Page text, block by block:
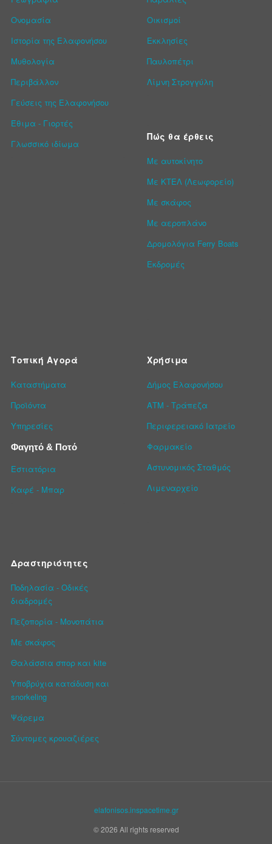
Ονομασία
Ιστορία της Ελαφονήσου
Μυθολογία
Περιβάλλον
Γεύσεις της Ελαφονήσου
Έθιμα - Γιορτές
Γλωσσικό ιδίωμα
Οικισμοί
Εκκλησίες
Παυλοπέτρι
Λίμνη Στρογγύλη
Πώς θα έρθεις
Με αυτοκίνητο
Με ΚΤΕΛ (Λεωφορείο)
Με σκάφος
Με αεροπλάνο
Δρομολόγια Ferry Boats
Εκδρομές
Τοπική Αγορά
Καταστήματα
Προϊόντα
Υπηρεσίες
Φαγητό & Ποτό
Εστιατόρια
Καφέ - Μπαρ
Χρήσιμα
Δήμος Ελαφονήσου
ΑΤΜ - Τράπεζα
Περιφερειακό Ιατρείο
Φαρμακείο
Αστυνομικός Σταθμός
Λιμεναρχείο
Δραστηριότητες
Ποδηλασία - Οδικές
διαδρομές
Πεζοπορία - Μονοπάτια
Με σκάφος
Θαλάσσια σπορ και kite
Υποβρύχια κατάδυση και
snorkeling
Ψάρεμα
Σύντομες κρουαζιέρες
elafonisos.inspacetime.gr
© 2026 All rights reserved